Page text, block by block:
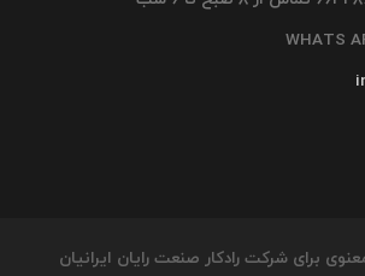
برای شرکت رادکار صنعت رایان ایرانیان